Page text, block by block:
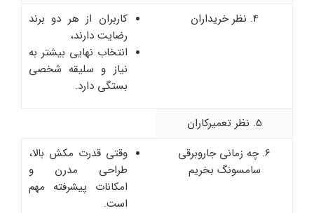
4. نظر خریداران
کاربران از هر دو برند
رضایت دارند،
انتخاب نهایی بیشتر به
نیاز و سلیقه شخصی
بستگی دارد.
5. نظر تعمیرکاران
6. چه زمانی جاروبرقی
سامسونگ بخریم
وقتی قدرت مکش بالا،
طراحی مدرن و
امکانات پیشرفته مهم
است.